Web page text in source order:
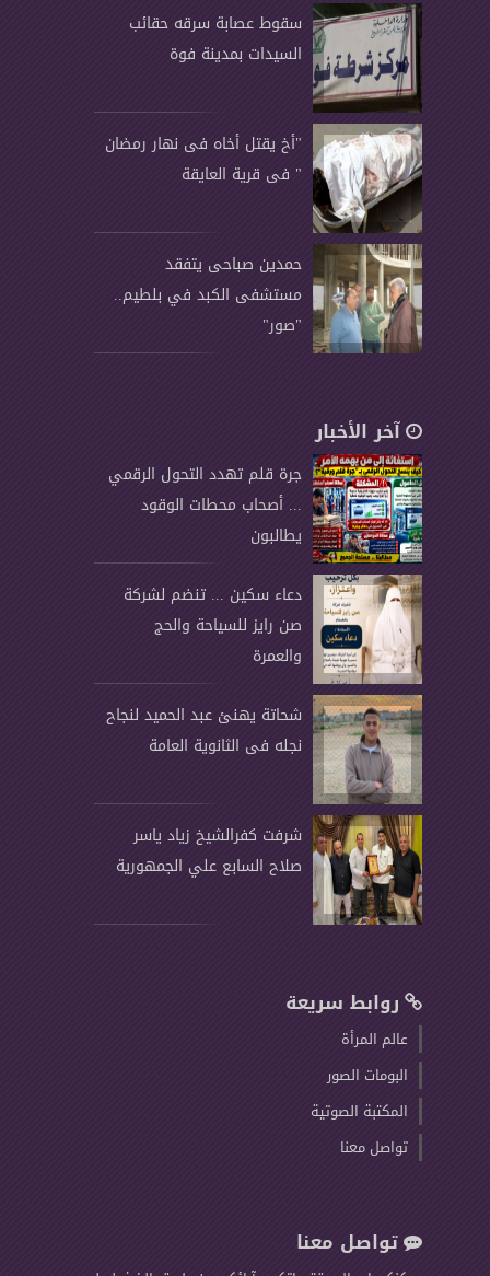
سقوط عصابة سرقه حقائب
السيدات بمدينة فوة
"أخ يقتل أخاه فى نهار رمضان
" فى قرية العايقة
حمدين صباحى يتفقد
مستشفى الكبد في بلطيم..
"صور"
آخر الأخبار
جرة قلم تهدد التحول الرقمي
... أصحاب محطات الوقود
يطالبون
دعاء سكين ... تنضم لشركة
صن رايز للسياحة والحج
والعمرة
شحاتة يهنئ عبد الحميد لنجاح
نجله فى الثانوية العامة
شرفت كفرالشيخ زياد ياسر
صلاح السابع علي الجمهورية
روابط سريعة
عالم المرأة
البومات الصور
المكتبة الصوتية
تواصل معنا
تواصل معنا